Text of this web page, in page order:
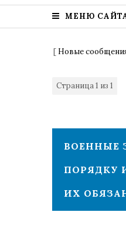
МЕНЮ
[ Новые
Страница1 из 1
ВОЕННЫЕ
ПОРЯДКУ
ИХ